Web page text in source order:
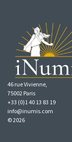
46 rue Vivienne,
75002 Paris
+33 (0)1 40 13 83 19
info@inumis.com
© 2026